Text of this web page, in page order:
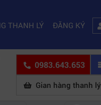
THANH LÝ ĐĂNG KÝ
0983.643.653
Gian hàng thanh lý